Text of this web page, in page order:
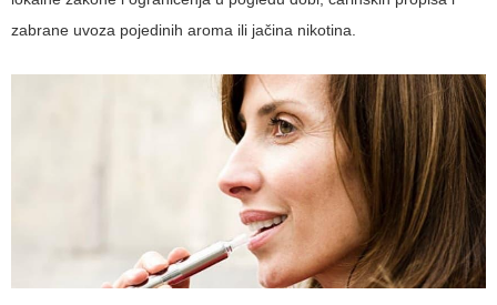
zabrane uvoza pojedinih aroma ili jačina nikotina.